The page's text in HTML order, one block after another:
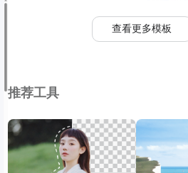
查看更多模板
推荐工具